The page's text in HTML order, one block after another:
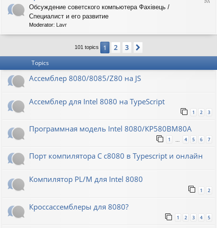
8
i
i
t
Обсуждение советского компьютера Фахiвець /
Специалист и его развитие
Moderator: Lavr
101 topics 1 2 3
Topics
Ассемблер 8080/8085/Z80 на JS
Ассемблер для Intel 8080 на TypeScript
1 2 3
Программная модель Intel 8080/КР580ВМ80А
1 … 4 5 6 7
Порт компилятора С с8080 в Typescript и онлайн
Компилятор PL/M для Intel 8080
1 2
Кроссассемблеры для 8080?
1 2 3 4 5